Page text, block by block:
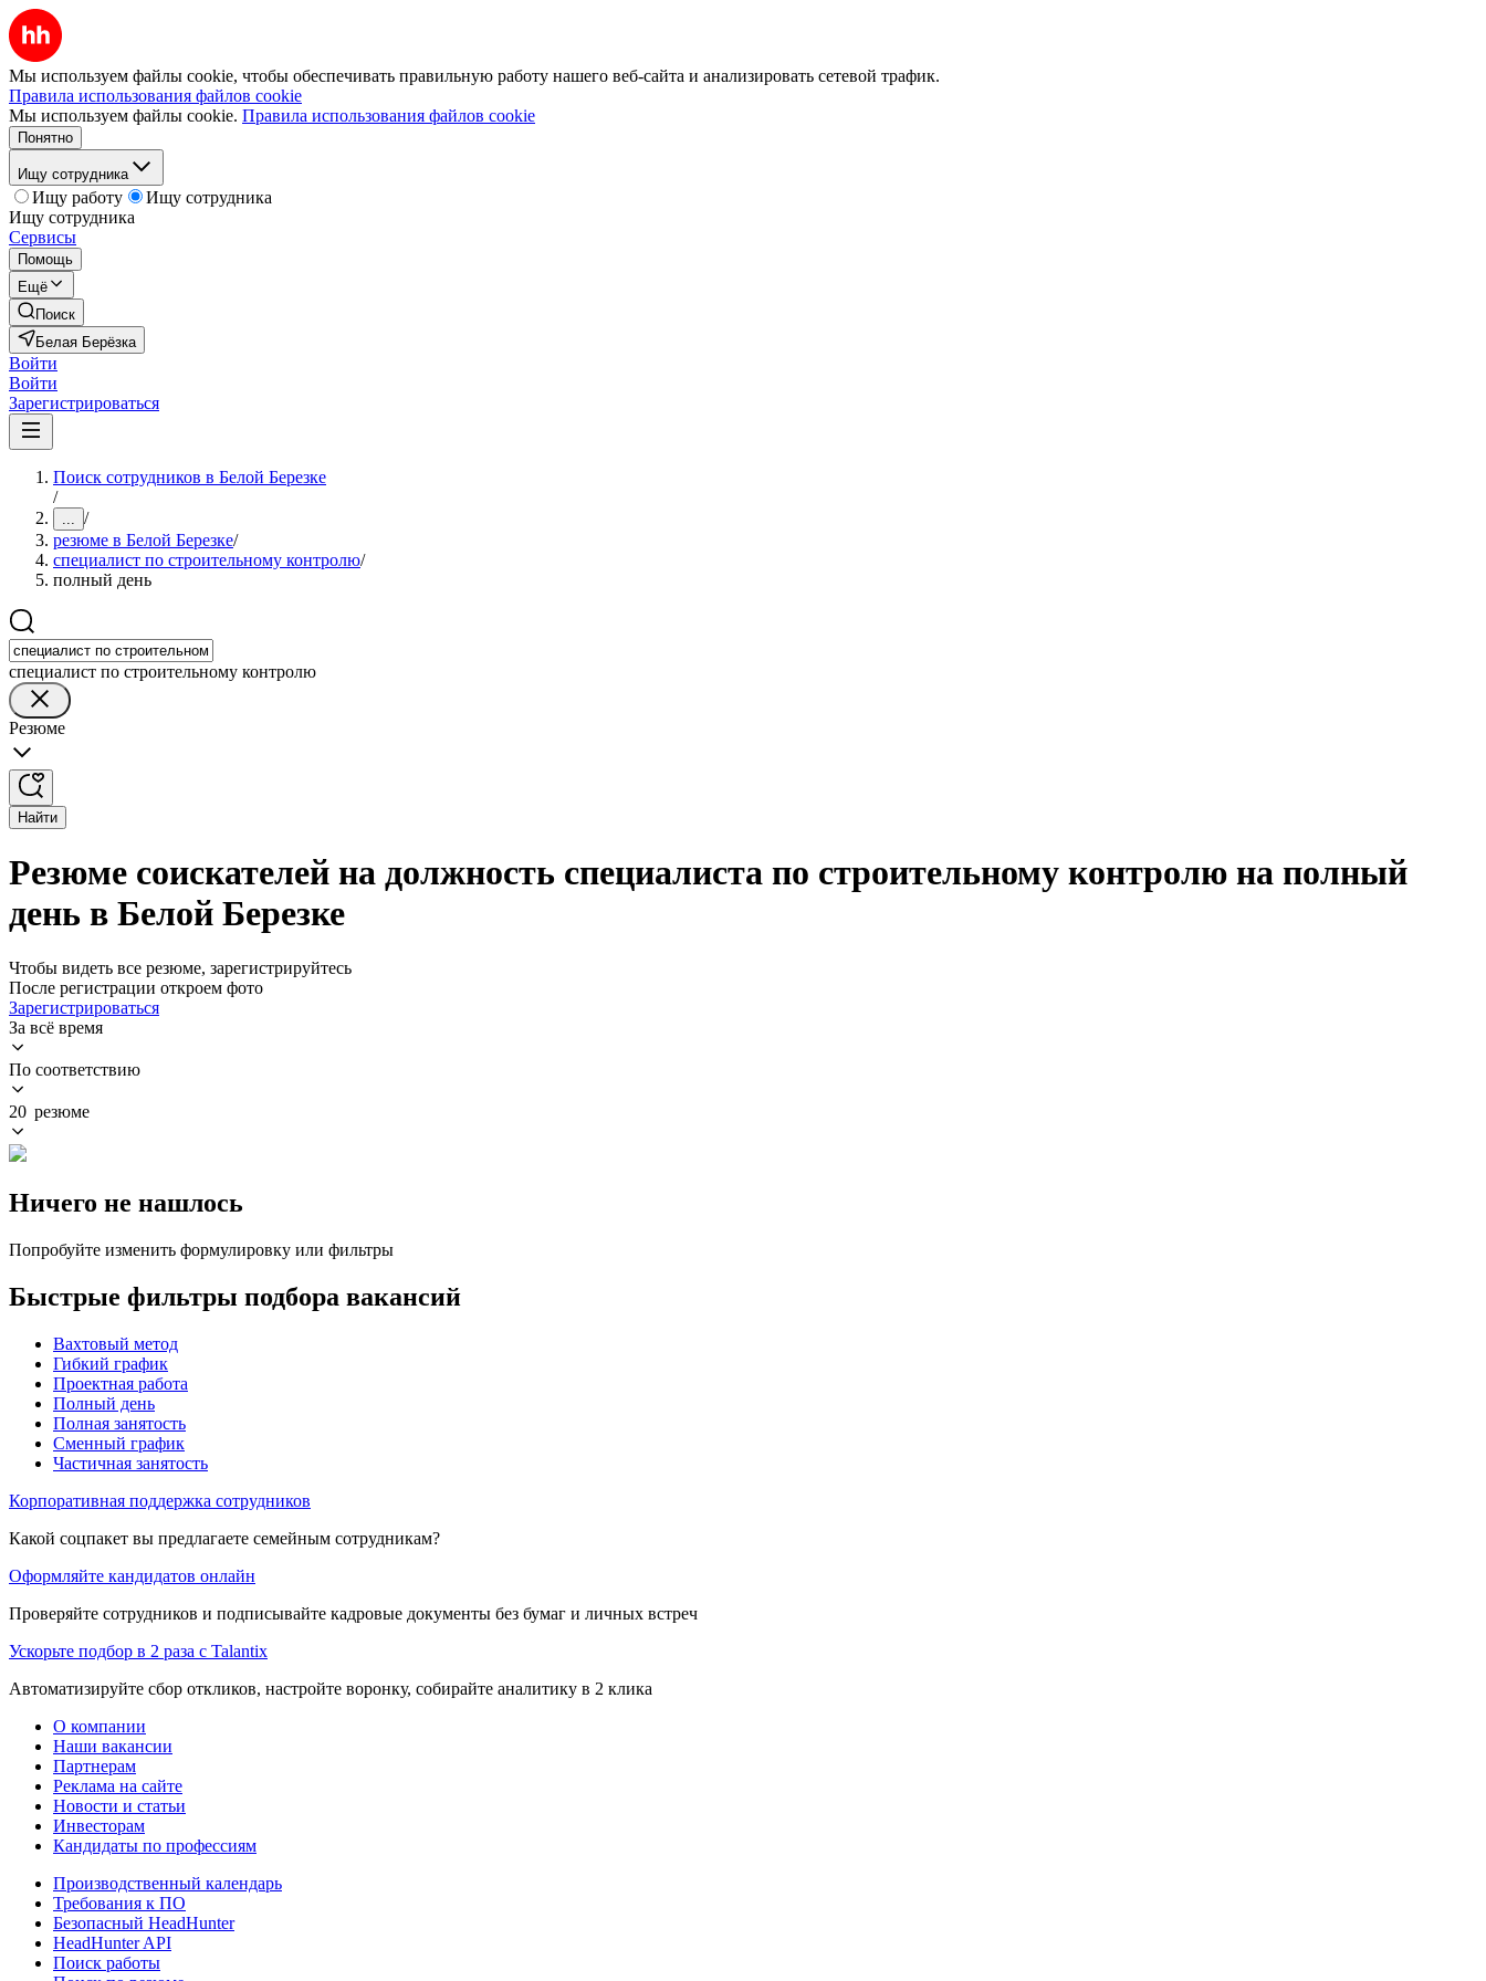
Мы используем файлы cookie, чтобы обеспечивать правильную работу нашего веб-сайта и анализировать сетевой трафик.
Правила использования файлов cookie
Мы используем файлы cookie. Правила использования файлов cookie
Понятно
Ищу сотрудника
Ищу работу
Ищу сотрудника
Ищу сотрудника
Сервисы
Помощь
Ещё
Поиск
Белая Берёзка
Войти
Войти
Зарегистрироваться
Поиск сотрудников в Белой Березке
/
... /
резюме в Белой Березке/
специалист по строительному контролю/
полный день
специалист по строительному контролю
Резюме
Найти
Резюме соискателей на должность специалиста по строительному контролю на полный
день в Белой Березке
Чтобы видеть все резюме, зарегистрируйтесь
После регистрации откроем фото
Зарегистрироваться
За всё время
По соответствию
20 резюме
Ничего не нашлось
Попробуйте изменить формулировку или фильтры
Быстрые фильтры подбора вакансий
Вахтовый метод
Гибкий график
Проектная работа
Полный день
Полная занятость
Сменный график
Частичная занятость
Корпоративная поддержка сотрудников
Какой соцпакет вы предлагаете семейным сотрудникам?
Оформляйте кандидатов онлайн
Проверяйте сотрудников и подписывайте кадровые документы без бумаг и личных встреч
Ускорьте подбор в 2 раза с Talantix
Автоматизируйте сбор откликов, настройте воронку, собирайте аналитику в 2 клика
О компании
Наши вакансии
Партнерам
Реклама на сайте
Новости и статьи
Инвесторам
Кандидаты по профессиям
Производственный календарь
Требования к ПО
Безопасный HeadHunter
HeadHunter API
Поиск работы